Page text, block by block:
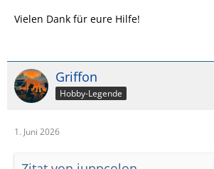
Vielen Dank für eure Hilfe!
Griffon
Hobby-Legende
1. Juni 2026